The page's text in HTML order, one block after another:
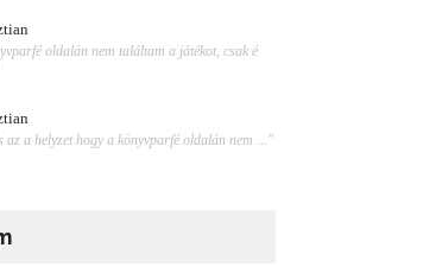
oldalán nem találtam a játékot, csak é
az a helyzet hogy a könyvparfé oldalán nem ..."